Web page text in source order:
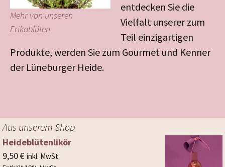
Mehr von unseren
Erikablüten
entdecken Sie die
Vielfalt unserer zum
Teil einzigartigen
Produkte, werden Sie zum Gourmet und Kenner
der Lüneburger Heide.
Aus unserem Shop
Heideblütenli­kör
9,50€ inkl. MwSt.